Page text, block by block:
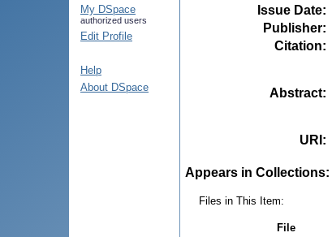
My DSpace
authorized users
Edit Profile
Help
About DSpace
Issue Date:
Publisher:
Citation:
Abstract:
URI :
Appears in Collections:
Files in This Item:
File